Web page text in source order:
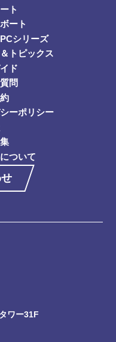
ト
ート
シリーズ
トピックス
ド
問
ーポリシー
ついて
ワー31F